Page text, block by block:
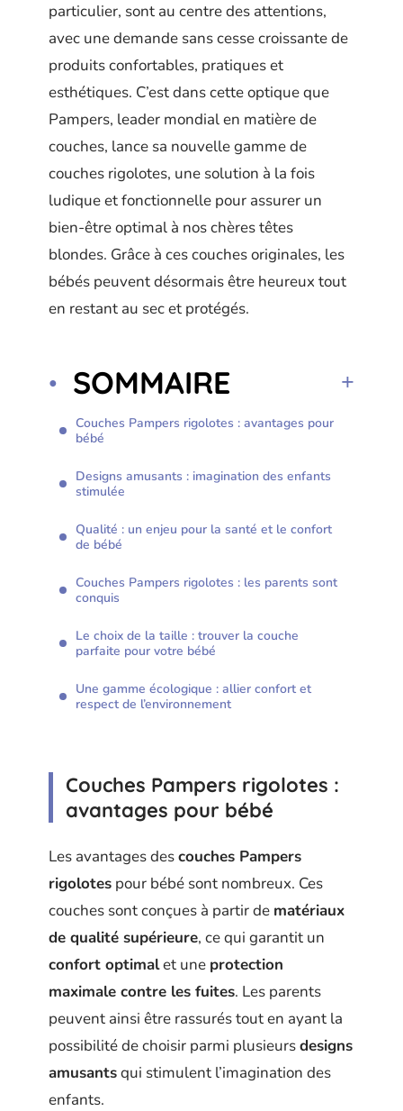
particulier, sont au centre des attentions,
avec une demande sans cesse croissante de
produits confortables, pratiques et
esthétiques. C’est dans cette optique que
Pampers, leader mondial en matière de
couches, lance sa nouvelle gamme de
couches rigolotes, une solution à la fois
ludique et fonctionnelle pour assurer un
bien-être optimal à nos chères têtes
blondes. Grâce à ces couches originales, les
bébés peuvent désormais être heureux tout
en restant au sec et protégés.
SOMMAIRE
Couches Pampers rigolotes : avantages pour
bébé
Designs amusants : imagination des enfants
stimulée
Qualité : un enjeu pour la santé et le confort
de bébé
Couches Pampers rigolotes : les parents sont
conquis
Le choix de la taille : trouver la couche
parfaite pour votre bébé
Une gamme écologique : allier confort et
respect de l’environnement
Couches Pampers rigolotes :
avantages pour bébé
Les avantages descouches Pampers
rigolotes pour bébé sont nombreux. Ces
couches sont conçues à partir de matériaux
de qualité supérieure, ce qui garantit un
confort optimalet une protection
maximale contre les fuites. Les parents
peuvent ainsi être rassurés tout en ayant la
possibilité de choisir parmi plusieursdesigns
amusantsqui stimulent l’imagination des
enfants.